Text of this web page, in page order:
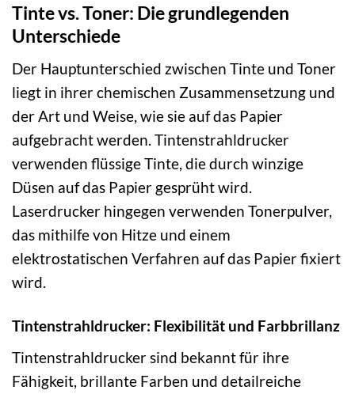
Tinte vs. Toner: Die grundlegenden
Unterschiede
Der Hauptunterschied zwischen Tinte und Toner
liegt in ihrer chemischen Zusammensetzung und
der Art und Weise, wie sie auf das Papier
aufgebracht werden. Tintenstrahldrucker
verwenden flüssige Tinte, die durch winzige
Düsen auf das Papier gesprüht wird.
Laserdrucker hingegen verwenden Tonerpulver,
das mithilfe von Hitze und einem
elektrostatischen Verfahren auf das Papier fixiert
wird.
Tintenstrahldrucker: Flexibilität und Farbbrillanz
Tintenstrahldrucker sind bekannt für ihre
Fähigkeit, brillante Farben und detailreiche